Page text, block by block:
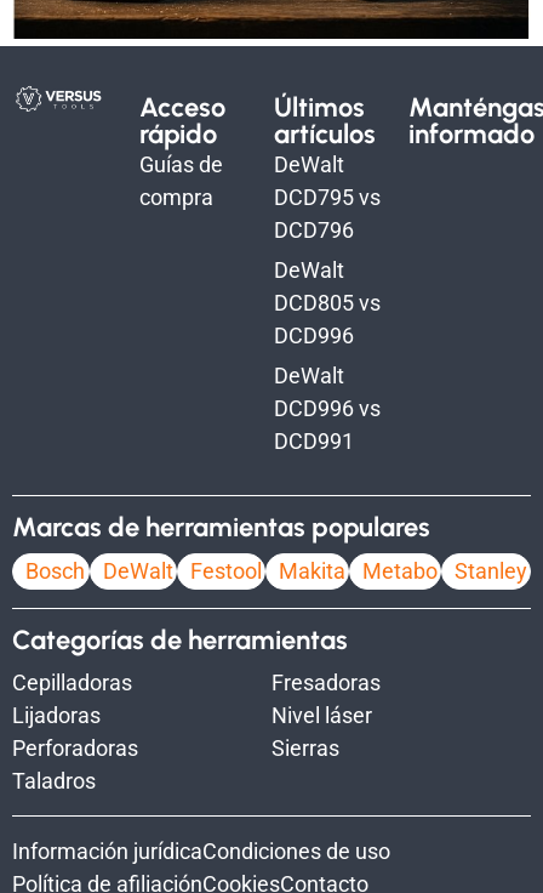
Acceso
rápido
Guías de
compra
Últimos
artículos
DeWalt
DCD795 vs
DCD796
DeWalt
DCD805 vs
DCD996
DeWalt
DCD996 vs
DCD991
informado
Marcas de herramientas populares
Bosch DeWalt Festool Makita Metabo Stanley
Categorías de herramientas
Cepilladoras
Fresadoras
Lijadoras
Nivel láser
Perforadoras
Sierras
Taladros
Información jurídicaCondiciones de uso
Política de afiliaciónCookiesContacto